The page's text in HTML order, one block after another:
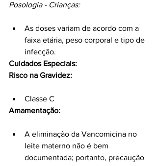
Posologia - Crianças:
As doses variam de acordo com a
faixa etária, peso corporal e tipo de
infecção.
Cuidados Especiais:
Risco na Gravidez:
Classe C
Amamentação:
A eliminação da Vancomicina no
leite materno não é bem
documentada; portanto, precaução